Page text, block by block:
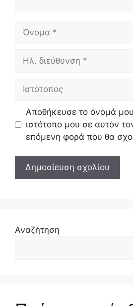
διεύθυνση
Αποθήκευσε το όνομά
ιστότοπο μου σε αυτόν
επόμενη φορά που θα
Αναζήτηση